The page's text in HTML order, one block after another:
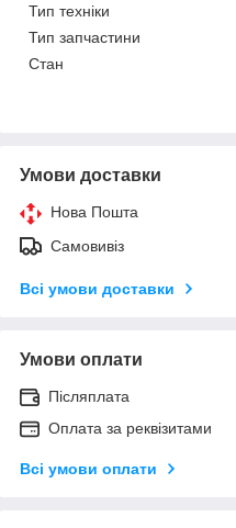
Тип техніки
Тип запчастини
Стан
Умови доставки
Нова Пошта
Самовивіз
Всі умови доставки
Умови оплати
Післяплата
Оплата за реквізитами
Всі умови оплати